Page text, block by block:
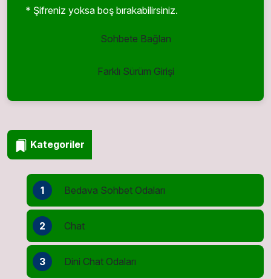
* Şifreniz yoksa boş bırakabilirsiniz.
Sohbete Bağlan
Farklı Sürüm Girişi
Kategoriler
1 Bedava Sohbet Odaları
2 Chat
3 Dini Chat Odaları